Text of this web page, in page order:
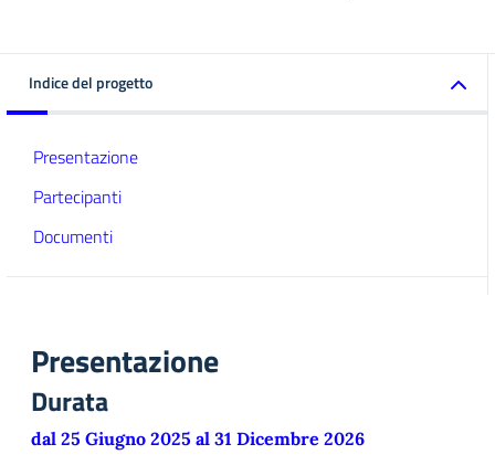
Indice del progetto
Presentazione
Partecipanti
Documenti
Presentazione
Durata
dal 25 Giugno 2025 al 31 Dicembre 2026